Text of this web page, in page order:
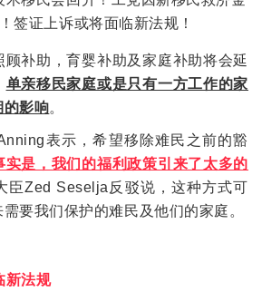
补助，育婴补助及家庭补助将会延
单亲移民家庭或是只有一方工作的家
的影响。
表示，希望移除难民之前的豁
实是，我们的福利政策引来了太多的
臣Zed Seselja反驳说，这种方式可
要我们保护的难民及他们的家庭。
新法规